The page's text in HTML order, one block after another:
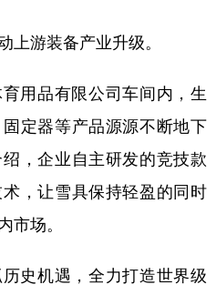
游装备产业升级。
品有限公司车间内，生
定器等产品源源不断地下
，企业自主研发的竞技款
，让雪具保持轻盈的同时
市场。
机遇，全力打造世界级